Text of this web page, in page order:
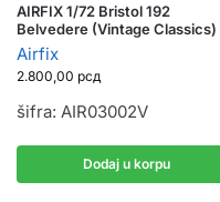
AIRFIX 1/72 Bristol 192
Belvedere (Vintage Classics)
Airfix
2.800,00 рсд
šifra: AIR03002V
Dodaj u korpu